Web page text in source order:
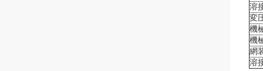
溶
変
機
機
網
溶